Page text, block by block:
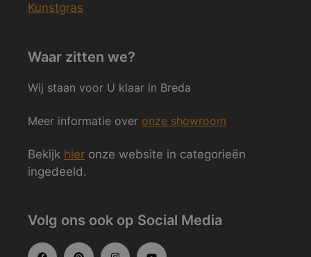
Kunstgras
Waar zitten we?
Wij staan voor U klaar in Breda
Meer informatie over onze showroom
Bekijk hier onze website in categorieën
ingedeeld.
Volg ons ook op Social Media